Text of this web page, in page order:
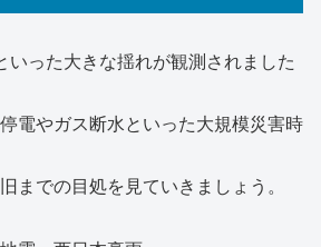
いった大きな揺れが観測されました
電やガス断水といった大規模災害時
までの目処を見ていきましょう。